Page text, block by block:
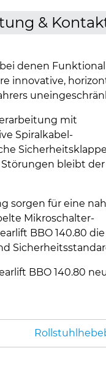
&
denen
innovative,
mit
Spiralkabel-
bleibt
sorgen für eine
Mikroschalter-
BBO 140.80 die
BBO 140.80